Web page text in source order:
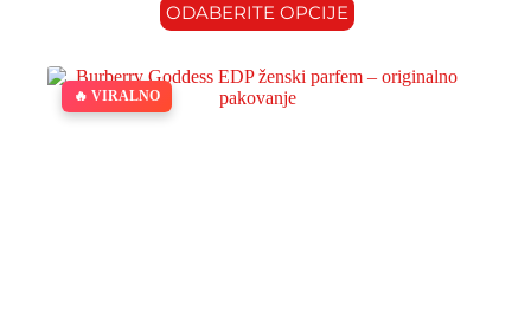
ODABERITE OPCIJE
🔥 VIRALNO